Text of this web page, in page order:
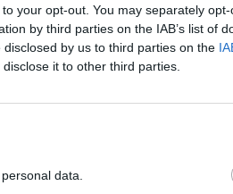
your opt-out. You may separately
by third parties on the IAB’s list of
by us to third parties on the
it to other third parties.
data.
o reducir el
los gobiernos no les
de los impuestos y
hemos
de baja calidad,
públicas de
salir de ese Estado